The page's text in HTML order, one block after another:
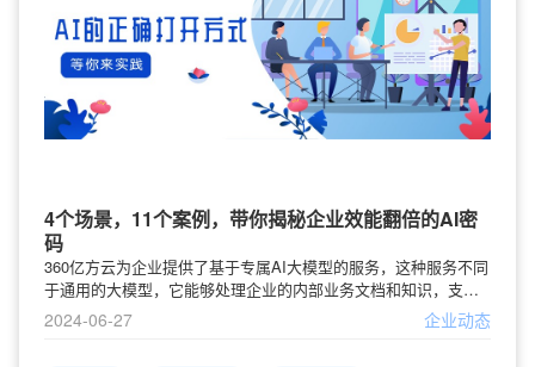
4个场景，11个案例，带你揭秘企业效能翻倍的AI密
码
360亿方云为企业提供了基于专属AI大模型的服务，这种服务不同
于通用的大模型，它能够处理企业的内部业务文档和知识，支持
智能应用的同时确保数据安全。通过四个典型应用场景——AI处
理业务文档、AI写作与润色文案、AI管理知识解答业务疑惑、AI
2024-06-27 企业动态